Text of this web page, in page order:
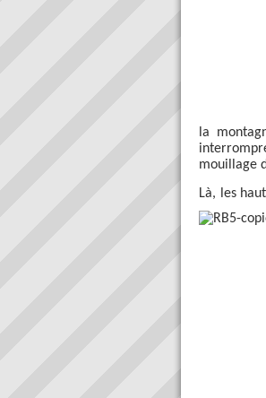
la
mouillage
Là, les